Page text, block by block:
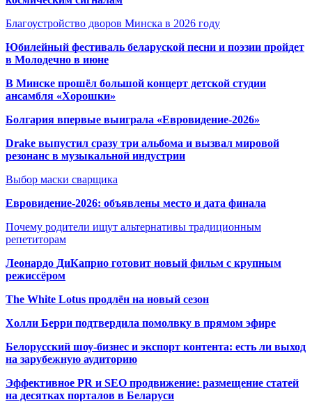
Благоустройство дворов Минска в 2026 году
Юбилейный фестиваль беларуской песни и поэзии пройдет
в Молодечно в июне
В Минске прошёл большой концерт детской студии
ансамбля «Хорошки»
Болгария впервые выиграла «Евровидение-2026»
Drake выпустил сразу три альбома и вызвал мировой
резонанс в музыкальной индустрии
Выбор маски сварщика
Евровидение-2026: объявлены место и дата финала
Почему родители ищут альтернативы традиционным
репетиторам
Леонардо ДиКаприо готовит новый фильм с крупным
режиссёром
The White Lotus продлён на новый сезон
Холли Берри подтвердила помолвку в прямом эфире
Белорусский шоу-бизнес и экспорт контента: есть ли выход
на зарубежную аудиторию
Эффективное PR и SEO продвижение: размещение статей
на десятках порталов в Беларуси